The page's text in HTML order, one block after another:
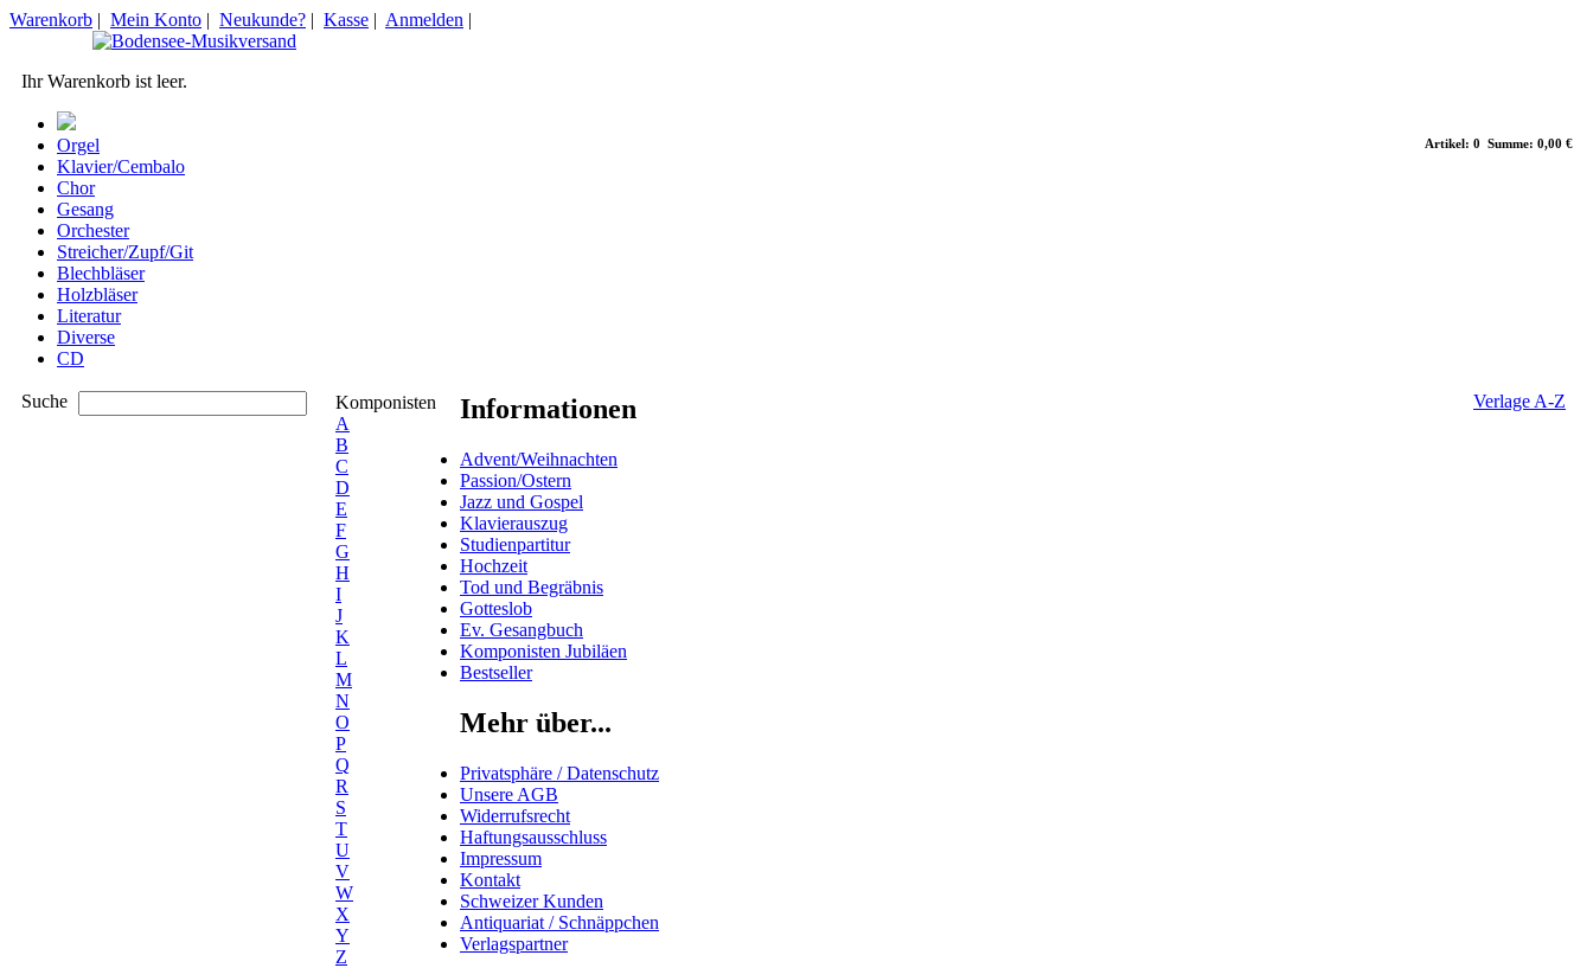
Artikel: 0 Summe: 0,00 €
Warenkorb | Mein Konto | Neukunde? | Kasse | Anmelden |
Ihr Warenkorb ist leer.
Orgel
Klavier/Cembalo
Chor
Gesang
Orchester
Streicher/Zupf/Git
Blechbläser
Holzbläser
Literatur
Diverse
CD
Suche
Komponisten
A
B
C
D
E
F
G
H
I
J
K
L
M
N
O
P
Q
R
S
T
U
V
W
X
Y
Z
Verlage A-Z
Informationen
Advent/Weihnachten
Passion/Ostern
Jazz und Gospel
Klavierauszug
Studienpartitur
Hochzeit
Tod und Begräbnis
Gotteslob
Ev. Gesangbuch
Komponisten Jubiläen
Bestseller
Mehr über...
Privatsphäre / Datenschutz
Unsere AGB
Widerrufsrecht
Haftungsausschluss
Impressum
Kontakt
Schweizer Kunden
Antiquariat / Schnäppchen
Verlagspartner